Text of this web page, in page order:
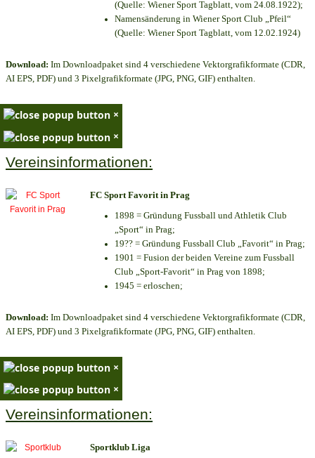
(Quelle: Wiener Sport Tagblatt, vom 24.08.1922);
Namensänderung in Wiener Sport Club „Pfeil“
(Quelle: Wiener Sport Tagblatt, vom 12.02.1924)
Download: Im Downloadpaket sind 4 verschiedene Vektorgrafikformate (CDR,
AI EPS, PDF) und 3 Pixelgrafikformate (JPG, PNG, GIF) enthalten.
×
×
Vereinsinformationen:
FC Sport Favorit in Prag
1898 = Gründung Fussball und Athletik Club
„Sport“ in Prag;
19?? = Gründung Fussball Club „Favorit“ in Prag;
1901 = Fusion der beiden Vereine zum Fussball
Club „Sport-Favorit“ in Prag von 1898;
1945 = erloschen;
Download: Im Downloadpaket sind 4 verschiedene Vektorgrafikformate (CDR,
AI EPS, PDF) und 3 Pixelgrafikformate (JPG, PNG, GIF) enthalten.
×
×
Vereinsinformationen:
Sportklub Liga